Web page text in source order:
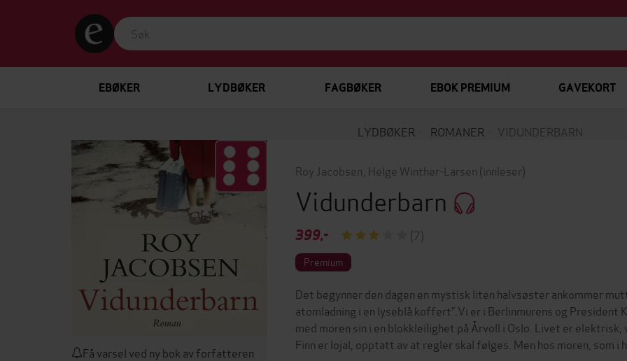
EBØKER LYDBØKER FAGBØKER EBOK PREMIUM GAVEKORT
LYDBØKER ROMANER VIDUNDERBARN
Få varsel ved ny bok av forfatteren
Roy Jacobsen Helge Winther-Larsen (innleser)
Vidunderbarn
399,- (7)
Premium
Det begynner den dagen en mystisk liten halvsøster ankommer
atomladning i en lyseblå koffert”.Vi er i Berlinmurens og President
med moren sin i en blokkleilighet på Årvoll i Oslo. Livet er
Finn er lojal, opptatt av at regler skal følges. Men hos moren, som i